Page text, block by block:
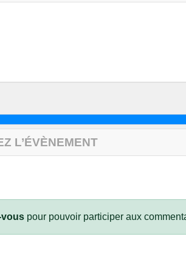
L’ÉVÈNEMENT
vous pour pouvoir participer aux